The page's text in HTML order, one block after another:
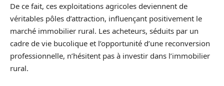
De ce fait, ces exploitations agricoles deviennent de
véritables pôles d’attraction, influençant positivement le
marché immobilier rural. Les acheteurs, séduits par un
cadre de vie bucolique et l’opportunité d’une reconversion
professionnelle, n’hésitent pas à investir dans l’immobilier
rural.